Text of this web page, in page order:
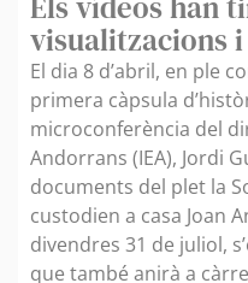
visualitzacions
El dia 8 d’abril, en ple
primera càpsula
microconferència del
Andorrans (IEA), Jordi
documents del plet la
custodien a casa Joan
divendres 31 de juliol,
que també anirà a